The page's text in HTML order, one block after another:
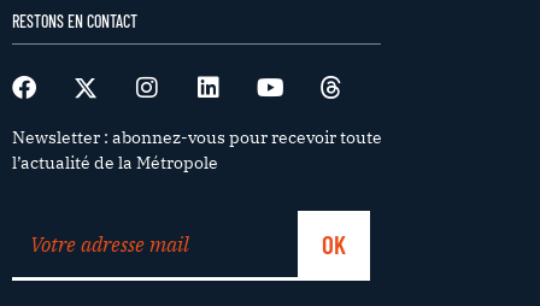
RESTONS EN CONTACT
Newsletter : abonnez-vous pour recevoir toute
l’actualité de la Métropole